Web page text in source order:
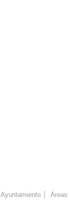
Ayuntamiento Áreas